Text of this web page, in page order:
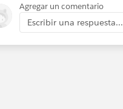
Agregar un comentario
Escribir una respuesta...